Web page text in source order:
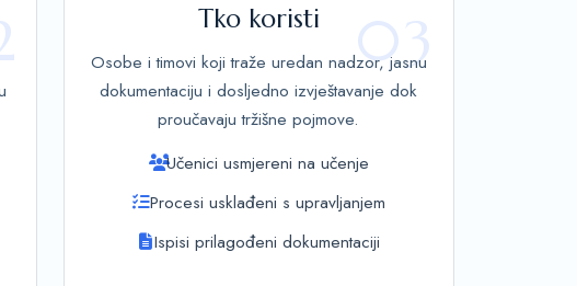
03
Tko koristi
Osobe i timovi koji traže uredan nadzor, jasnu
dokumentaciju i dosljedno izvještavanje dok
proučavaju tržišne pojmove.
Učenici usmjereni na učenje
Procesi usklađeni s upravljanjem
Ispisi prilagođeni dokumentaciji